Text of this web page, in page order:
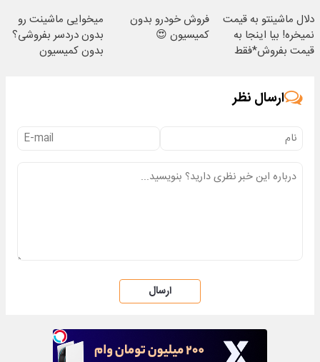
دلال ماشینتو به قیمت
نمیخره! بیا اینجا به
قیمت بفروش*فقط
فروش خودرو بدون
کمیسیون 😍
میخوایی ماشینت رو
بدون دردسر بفروشی؟
بدون کمیسیون
ارسال نظر
ارسال